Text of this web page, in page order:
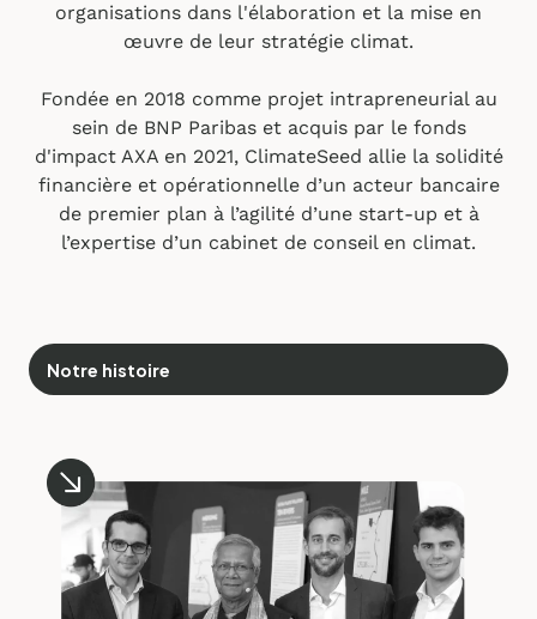
organisations dans l'élaboration et la mise en
œuvre de leur stratégie climat.
Fondée en 2018 comme projet intrapreneurial au
sein de BNP Paribas et acquis par le fonds
d'impact AXA en 2021, ClimateSeed allie la solidité
financière et opérationnelle d’un acteur bancaire
de premier plan à l’agilité d’une start-up et à
l’expertise d’un cabinet de conseil en climat.
Notre histoire